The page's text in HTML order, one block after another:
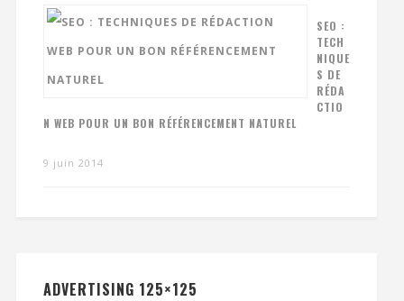
SEO :
TECH
NIQUE
S DE
RÉDA
CTIO
N WEB POUR UN BON RÉFÉRENCEMENT NATUREL
9 juin 2014
ADVERTISING 125×125